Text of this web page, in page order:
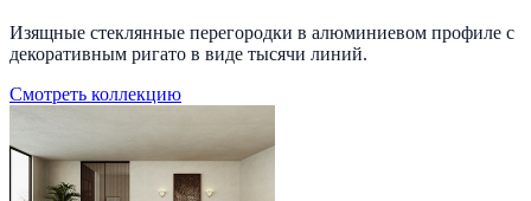
Изящные стеклянные перегородки в алюминиевом профиле с
декоративным ригато в виде тысячи линий.
Смотреть коллекцию